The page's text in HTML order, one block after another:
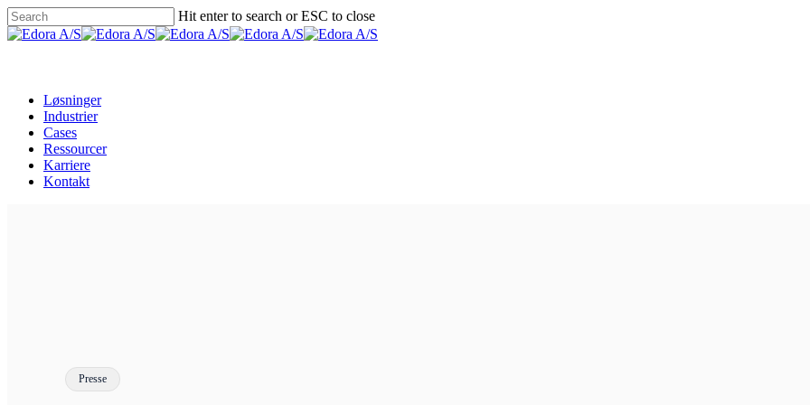
Skip
to
Hit enter to search or ESC to close
Close
Løsninger
Industrier
Cases
Ressourcer
Karriere
Kontakt
Presse